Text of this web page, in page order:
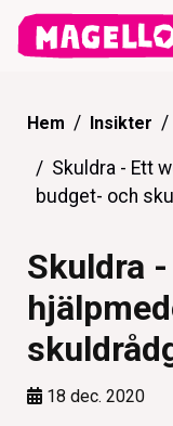
Hem Insikter
Skuldra - Ett
budget- och
Skuldra
18 dec. 2020